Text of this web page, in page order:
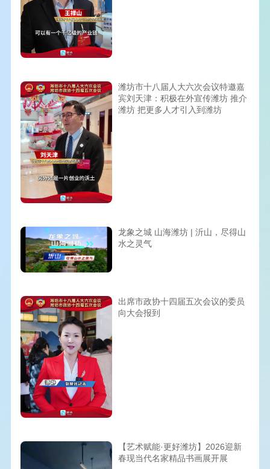
潍坊市十八届人大六次会议特邀嘉
宾刘天津：积极在外宣传潍坊 推介
潍坊 把更多人才引入到潍坊
龙象之城 山海潍坊 | 沂山，尽得山
水之灵气
出席市政协十四届五次会议的委员
向大会报到
【艺术赋能·更好潍坊】2026迎新
春现当代名家精品书画展开展